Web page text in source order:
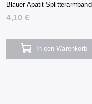
Blauer Apatit Splitterarmband
4,10 €
In den Warenkorb